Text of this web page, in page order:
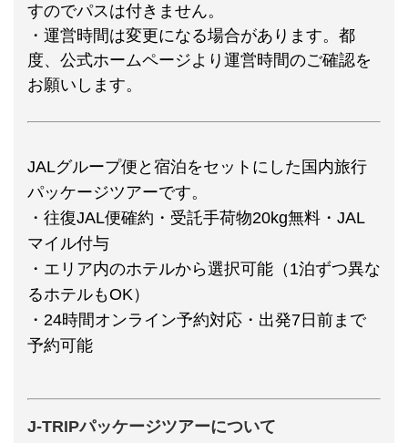
すのでパスは付きません。
・運営時間は変更になる場合があります。都
度、公式ホームページより運営時間のご確認を
お願いします。
JALグループ便と宿泊をセットにした国内旅行
パッケージツアーです。
・往復JAL便確約・受託手荷物20kg無料・JAL
マイル付与
・エリア内のホテルから選択可能（1泊ずつ異な
るホテルもOK）
・24時間オンライン予約対応・出発7日前まで
予約可能
J-TRIPパッケージツアーについて